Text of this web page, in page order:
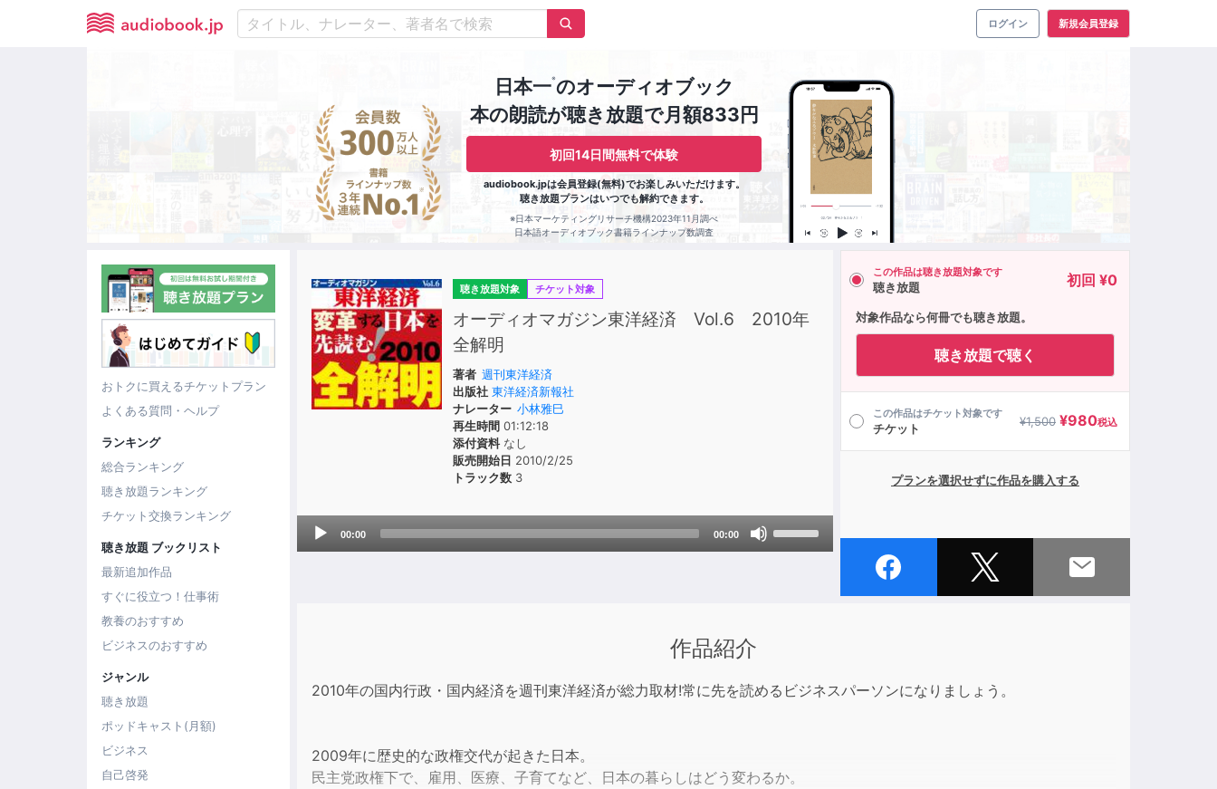
ログイン 新規会員登録
日本一※のオーディオブック
本の朗読が聴き放題で月額833円
初回14日間無料で体験
audiobook.jpは会員登録(無料)でお楽しみいただけます。
聴き放題プランはいつでも解約できます。
※日本マーケティングリサーチ機構2023年11月調べ
日本語オーディオブック書籍ラインナップ数調査
おトクに買えるチケットプラン
よくある質問・ヘルプ
ランキング
総合ランキング
聴き放題ランキング
チケット交換ランキング
聴き放題 ブックリスト
最新追加作品
すぐに役立つ！仕事術
教養のおすすめ
ビジネスのおすすめ
ジャンル
聴き放題
ポッドキャスト(月額)
ビジネス
自己啓発
聴き放題対象 チケット対象
オーディオマガジン東洋経済 Vol.6 2010年
全解明
著者 週刊東洋経済
出版社 東洋経済新報社
ナレーター 小林雅巳
再生時間01:12:18
添付資料なし
販売開始日 2010/2/25
トラック数3
Audio
00:00 00:00
volume.
この作品は聴き放題対象です
聴き放題 初回 ¥0
対象作品なら何冊でも聴き放題。
聴き放題で聴く
この作品はチケット対象です
チケット ¥1,500 ¥980税込
プランを選択せずに作品を購入する
作品紹介
2010年の国内行政・国内経済を週刊東洋経済が総力取材!常に先を読めるビジネスパーソンになりましょう。
2009年に歴史的な政権交代が起きた日本。
民主党政権下で、雇用、医療、子育てなど、日本の暮らしはどう変わるか。